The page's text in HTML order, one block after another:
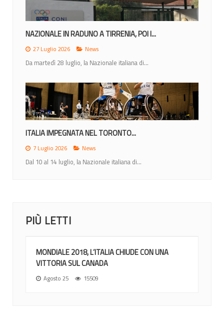
NAZIONALE IN RADUNO A TIRRENIA, POI I...
27 Luglio 2026 News
Da martedì 28 luglio, la Nazionale italiana di...
ITALIA IMPEGNATA NEL TORONTO...
7 Luglio 2026 News
Dal 10 al 14 luglio, la Nazionale italiana di...
PIÙ LETTI
MONDIALE 2018, L’ITALIA CHIUDE CON UNA
VITTORIA SUL CANADA
Agosto 25 15509